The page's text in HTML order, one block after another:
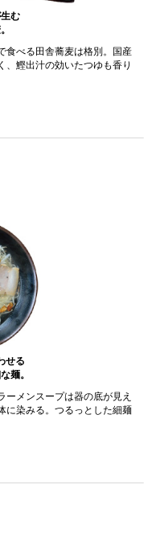
む
食べる田舎蕎麦は格別。国産
、鰹出汁の効いたつゆも香り
せる
麺。
ーメンスープは器の底が見え
に染みる。つるっとした細麺